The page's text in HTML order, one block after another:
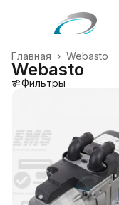
Webasto
Главная ›
Webasto
Фильтры